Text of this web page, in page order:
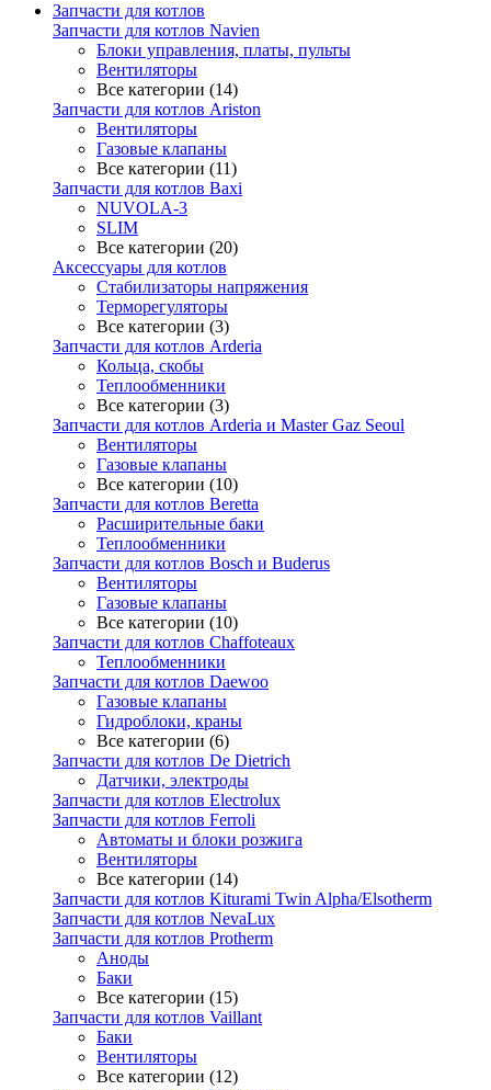
Запчасти для котлов
Запчасти для котлов Navien
Блоки управления, платы, пульты
Вентиляторы
Все категории (14)
Запчасти для котлов Ariston
Вентиляторы
Газовые клапаны
Все категории (11)
Запчасти для котлов Baxi
NUVOLA-3
SLIM
Все категории (20)
Аксессуары для котлов
Стабилизаторы напряжения
Терморегуляторы
Все категории (3)
Запчасти для котлов Arderia
Кольца, скобы
Теплообменники
Все категории (3)
Запчасти для котлов Arderia и Master Gaz Seoul
Вентиляторы
Газовые клапаны
Все категории (10)
Запчасти для котлов Beretta
Расширительные баки
Теплообменники
Запчасти для котлов Bosch и Buderus
Вентиляторы
Газовые клапаны
Все категории (10)
Запчасти для котлов Chaffoteaux
Теплообменники
Запчасти для котлов Daewoo
Газовые клапаны
Гидроблоки, краны
Все категории (6)
Запчасти для котлов De Dietrich
Датчики, электроды
Запчасти для котлов Electrolux
Запчасти для котлов Ferroli
Автоматы и блоки розжига
Вентиляторы
Все категории (14)
Запчасти для котлов Kiturami Twin Alpha/Elsotherm
Запчасти для котлов NevaLux
Запчасти для котлов Protherm
Аноды
Баки
Все категории (15)
Запчасти для котлов Vaillant
Баки
Вентиляторы
Все категории (12)